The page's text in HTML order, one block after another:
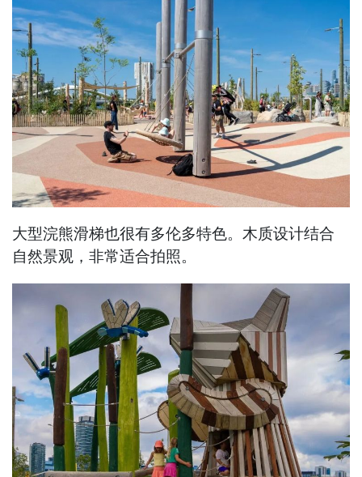
大型浣熊滑梯也很有多伦多特色。木质设计结合
自然景观，非常适合拍照。